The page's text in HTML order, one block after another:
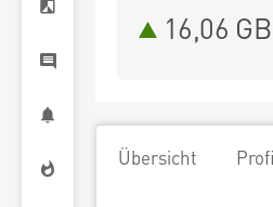
16,06
Übersicht